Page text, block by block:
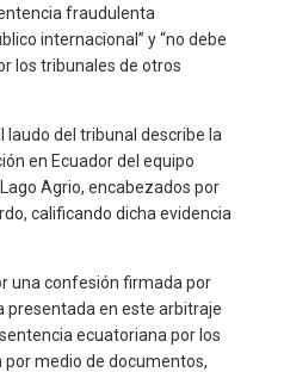
fraudulenta
internacional” y “no debe
los tribunales de otros
laudo del tribunal describe la
en Ecuador del equipo
Agrio, encabezados por
calificando dicha evidencia
una confesión firmada por
presentada en este arbitraje
ecuatoriana por los
medio de documentos,